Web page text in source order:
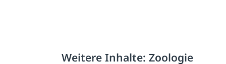
Weitere Inhalte: Zoologie